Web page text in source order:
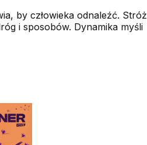
by człowieka odnaleźć. Stróż
i sposobów. Dynamika myśli